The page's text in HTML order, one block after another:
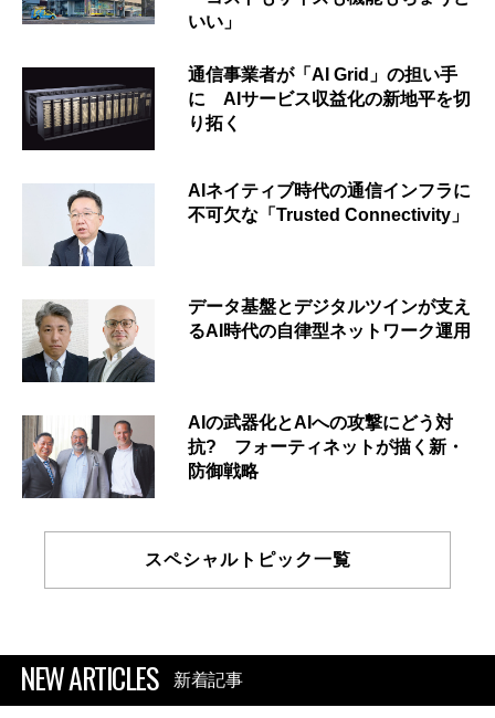
いい」
通信事業者が「AI Grid」の担い手
に AIサービス収益化の新地平を切
り拓く
AIネイティブ時代の通信インフラに
不可欠な「Trusted Connectivity」
データ基盤とデジタルツインが支え
るAI時代の自律型ネットワーク運用
AIの武器化とAIへの攻撃にどう対
抗? フォーティネットが描く新・
防御戦略
スペシャルトピック一覧
NEW ARTICLES 新着記事